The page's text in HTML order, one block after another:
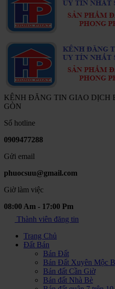
KÊNH ĐĂNG TIN GIAO DỊCH
GÒN
Số hotline
0909477288
Gửi email
phuocsuu@gmail.com
Giờ làm việc
08:00 Am - 17:00 Pm
Thành viên đăng tin
Trang Chủ
Đất Bán
Bán Đất
Bán Đất Xuyên Mộc
Bán đất Cần Giờ
Bán đất Nhà Bè